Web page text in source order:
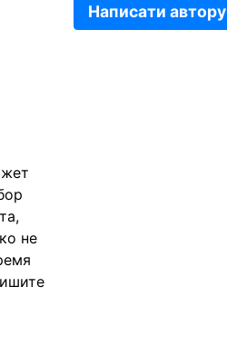
не
Написати автору